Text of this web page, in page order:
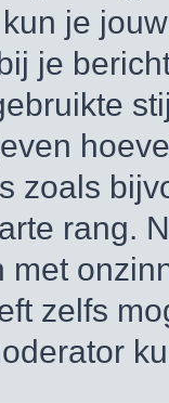
je
je
zoals
rang.
met
zelfs